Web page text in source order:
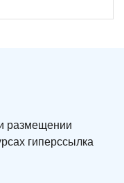
размещении
гиперссылка